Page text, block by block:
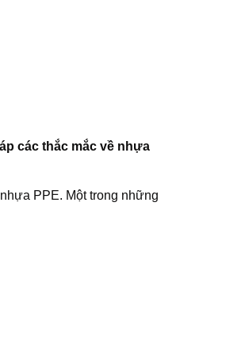
các thắc mắc về nhựa
PPE. Một trong những